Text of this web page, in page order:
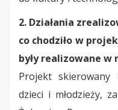
2. Działania
co chodziło w
były realizowane
Projekt
dzieci i młodzieży,